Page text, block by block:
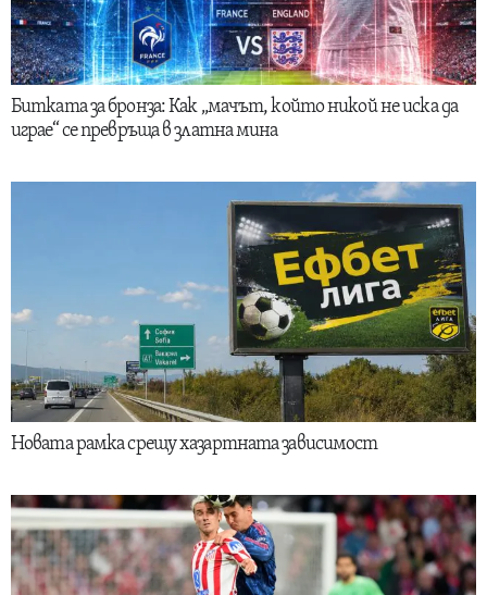
Битката за бронза: Как „мачът, който никой не иска да
играе“ се превръща в златна мина
Новата рамка срещу хазартната зависимост